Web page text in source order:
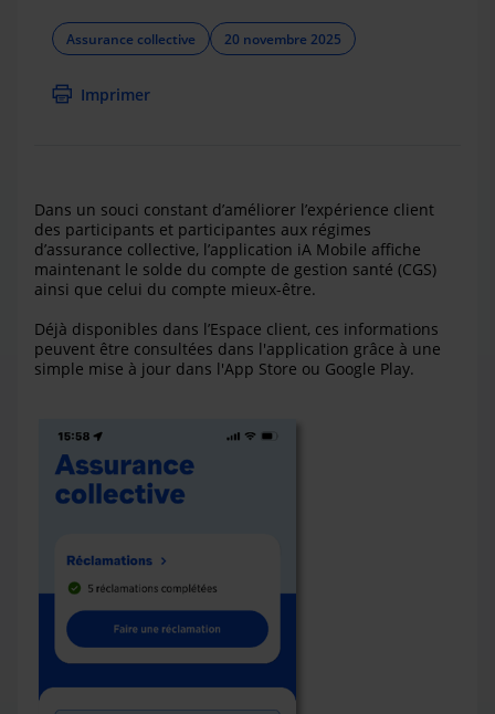
Assurance collective 20 novembre 2025
Imprimer
Dans un souci constant d’améliorer l’expérience client
des participants et participantes aux régimes
d’assurance collective, l’application iA Mobile affiche
maintenant le solde du compte de gestion santé (CGS)
ainsi que celui du compte mieux-être.
Déjà disponibles dans l’Espace client, ces informations
peuvent être consultées dans l'application grâce à une
simple mise à jour dans l'App Store ou Google Play.